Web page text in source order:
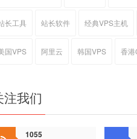
长工具 站长软件 经典VPS主机
国VPS 阿里云 韩国VPS 香港
注我们
1055